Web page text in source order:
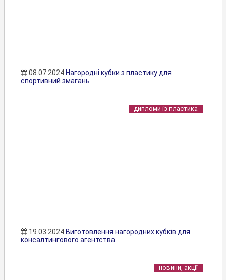
08.07.2024 Нагородні кубки з пластику для
спортивний змагань
дипломи із пластика
19.03.2024 Виготовлення нагородних кубків для
консалтингового агентства
новини, акції